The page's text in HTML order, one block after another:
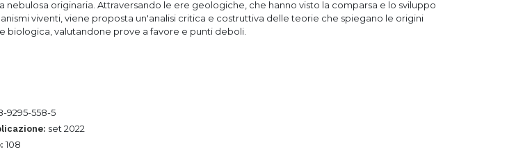
nebulosa originaria. Attraversando le ere geologiche, che hanno visto la comparsa e lo sviluppo
viventi, viene proposta un'analisi critica e costruttiva delle teorie che spiegano le origini
biologica, valutandone prove a favore e punti deboli.
9295-558-5
set 2022
108